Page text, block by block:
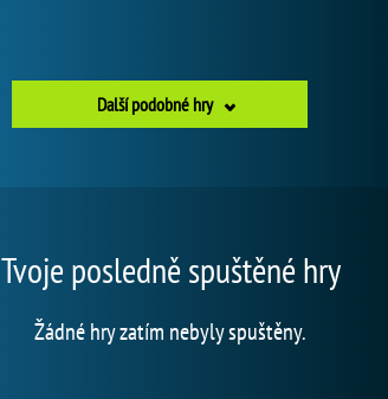
Další podobné hry
Tvoje posledně spuštěné hry
Žádné hry zatím nebyly spuštěny.